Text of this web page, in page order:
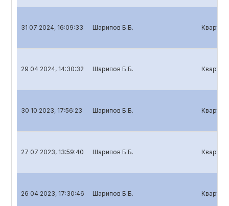
31 07 2024, 16:09:33 Шарипов Б.Б.
29 04 2024, 14:30:32 Шарипов Б.Б.
30 10 2023, 17:56:23 Шарипов Б.Б.
27 07 2023, 13:59:40 Шарипов Б.Б.
26 04 2023, 17:30:46 Шарипов Б.Б.